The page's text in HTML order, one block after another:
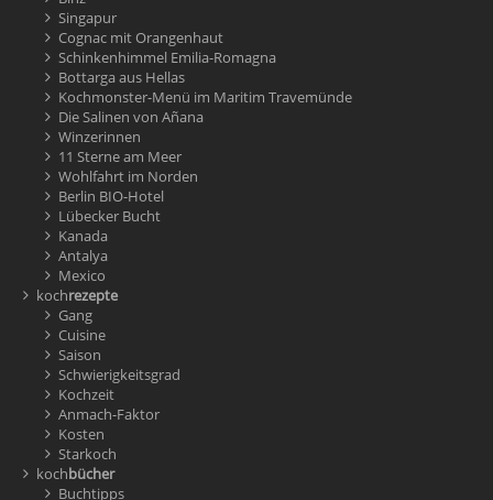
Singapur
Cognac mit Orangenhaut
Schinkenhimmel Emilia-Romagna
Bottarga aus Hellas
Kochmonster-Menü im Maritim Travemünde
Die Salinen von Añana
Winzerinnen
11 Sterne am Meer
Wohlfahrt im Norden
Berlin BIO-Hotel
Lübecker Bucht
Kanada
Antalya
Mexico
kochrezepte
Gang
Cuisine
Saison
Schwierigkeitsgrad
Kochzeit
Anmach-Faktor
Kosten
Starkoch
kochbücher
Buchtipps